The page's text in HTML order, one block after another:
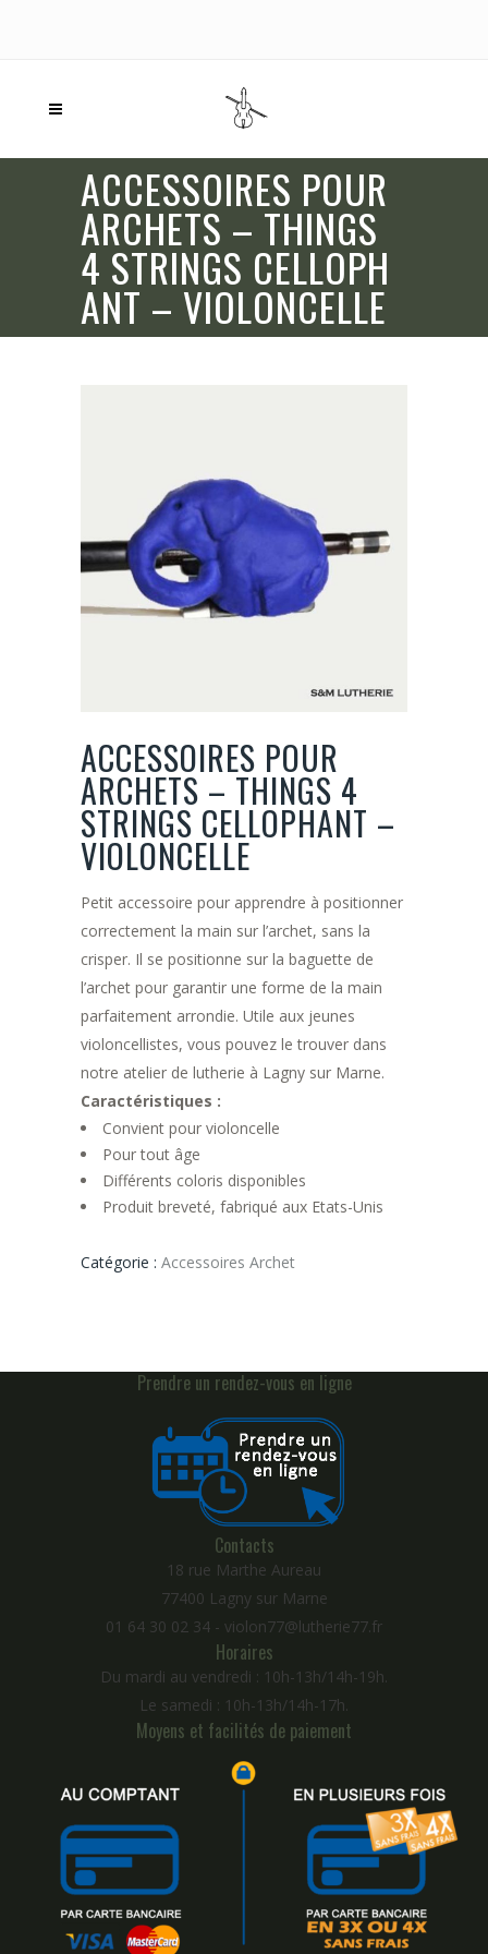
ACCESSOIRES POUR
ARCHETS – THINGS
4 STRINGS CELLOPH
ANT – VIOLONCELLE
ACCESSOIRES POUR
ARCHETS – THINGS 4
STRINGS CELLOPHANT –
VIOLONCELLE
Petit accessoire pour apprendre à positionner
correctement la main sur l’archet, sans la
crisper. Il se positionne sur la baguette de
l’archet pour garantir une forme de la main
parfaitement arrondie. Utile aux jeunes
violoncellistes, vous pouvez le trouver dans
notre atelier de lutherie à Lagny sur Marne.
Caractéristiques :
Convient pour violoncelle
Pour tout âge
Différents coloris disponibles
Produit breveté, fabriqué aux Etats-Unis
Catégorie : Accessoires Archet
Prendre un rendez-vous en ligne
Contacts
18 rue Marthe Aureau
77400 Lagny sur Marne
01 64 30 02 34 - violon77@lutherie77.fr
Horaires
Du mardi au vendredi : 10h-13h/14h-19h.
Le samedi : 10h-13h/14h-17h.
Moyens et facilités de paiement